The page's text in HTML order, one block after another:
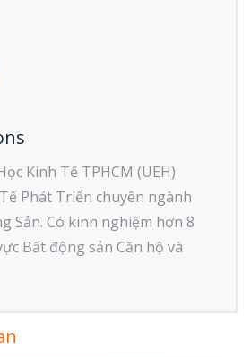
Kinh Tế TPHCM (UEH)
Phát Triển chuyên ngành
Sản. Có kinh nghiệm hơn 8
Bất động sản Căn hộ và